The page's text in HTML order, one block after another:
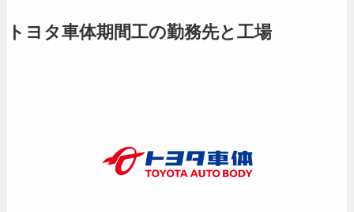
トヨタ車体期間工の勤務先と工場